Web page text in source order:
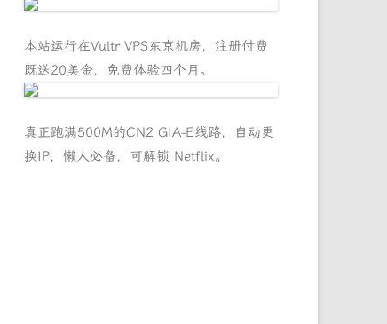
本站运行在Vultr VPS东京机房，注册付费
既送20美金，免费体验四个月。
真正跑满500M的CN2 GIA-E线路，自动更
换IP，懒人必备，可解锁 Netflix。